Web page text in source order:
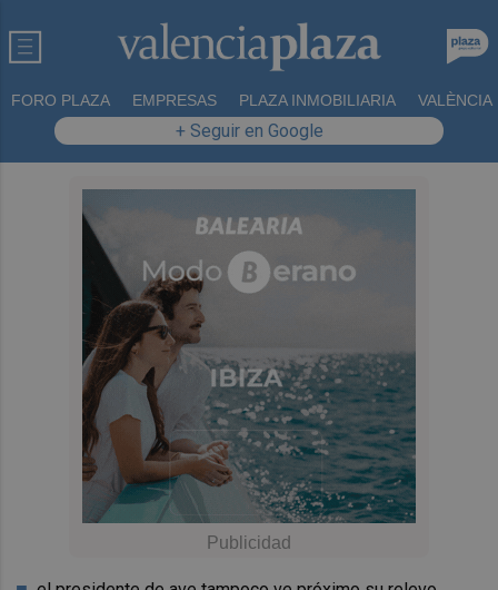
FORO PLAZA EMPRESAS PLAZA INMOBILIARIA VALÈNCIA
+ Seguir en Google